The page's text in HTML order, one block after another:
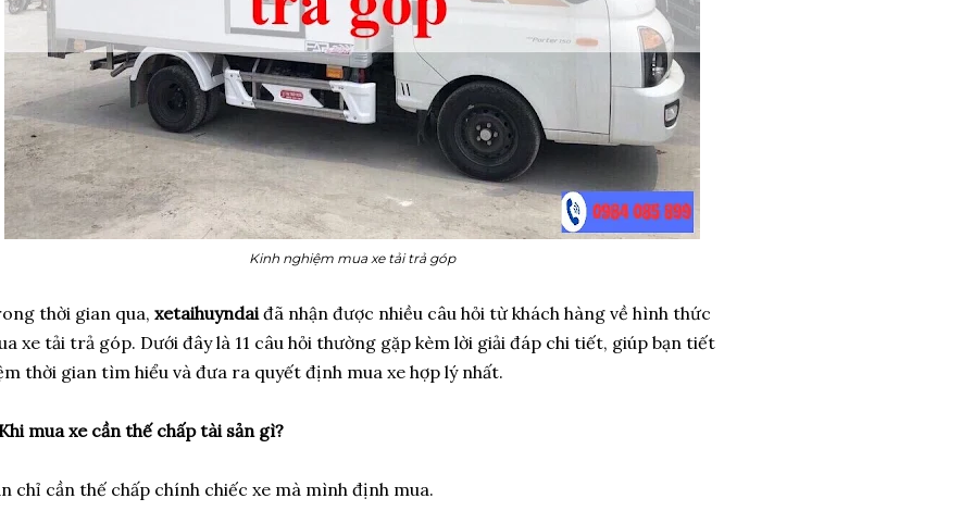
Kinh nghiệm mua xe tải trả góp
thời gian qua, xetaihuyndai đã nhận được nhiều câu hỏi từ khách hàng về hình thức
xe tải trả góp. Dưới đây là 11 câu hỏi thường gặp kèm lời giải đáp chi tiết, giúp bạn tiết
thời gian tìm hiểu và đưa ra quyết định mua xe hợp lý nhất.
mua xe cần thế chấp tài sản gì?
chỉ cần thế chấp chính chiếc xe mà mình định mua.